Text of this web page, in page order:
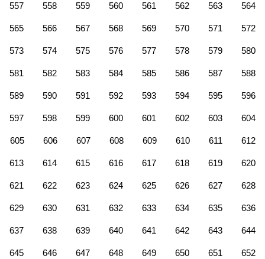
557 558 559 560 561 562 563 564
565 566 567 568 569 570 571 572
573 574 575 576 577 578 579 580
581 582 583 584 585 586 587 588
589 590 591 592 593 594 595 596
597 598 599 600 601 602 603 604
605 606 607 608 609 610 611 612
613 614 615 616 617 618 619 620
621 622 623 624 625 626 627 628
629 630 631 632 633 634 635 636
637 638 639 640 641 642 643 644
645 646 647 648 649 650 651 652